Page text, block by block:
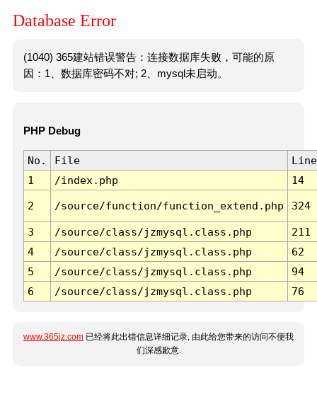
Database Error
(1040) 365建站错误警告：连接数据库失败，可能的原
因：1、数据库密码不对; 2、mysql未启动。
PHP Debug
No. File
Line
1
/index.php 14
2 /source/function/function_extend.php 324
3 /source/class/jzmysql.class.php
211
4
/source/class/jzmysql.class.php
62
5
/source/class/jzmysql.class.php
94
6
/source/class/jzmysql.class.php 76
www.365jz.com 已经将此出错信息详细记录, 由此给您带来的访问不便我
们深感歉意.